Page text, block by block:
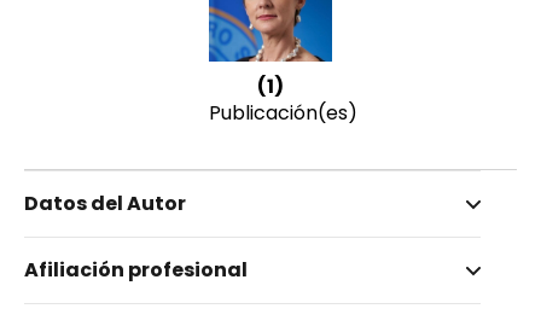
(1)
Publicación(es)
Datos del Autor
Cinnamond, Ana Rivière
Afiliación profesional